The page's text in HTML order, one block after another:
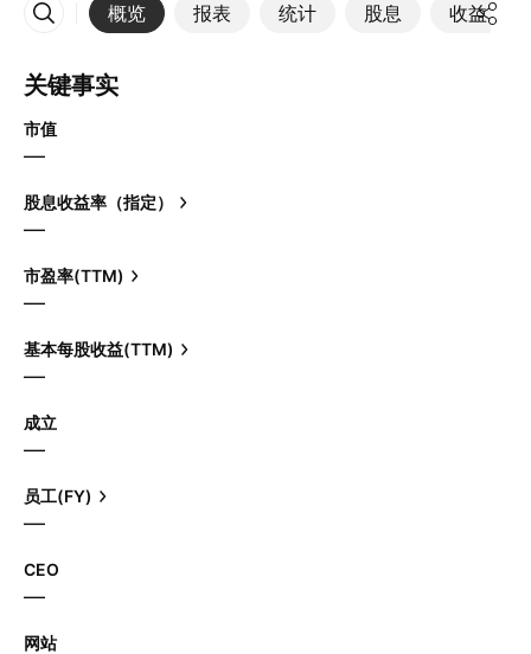
概览 报表 统计 股息 收益
更多
关键事实
市值
—
股息收益率（指定）
—
市盈率(TTM)
—
基本每股收益(TTM)
—
成立
—
员工(FY)
—
CEO
—
网站